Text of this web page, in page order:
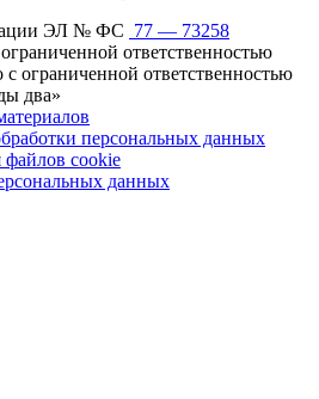
ЭЛ № ФС 77 — 73258
ответственностью
ограниченной ответственностью
два»
персональных данных
файлов cookie
данных